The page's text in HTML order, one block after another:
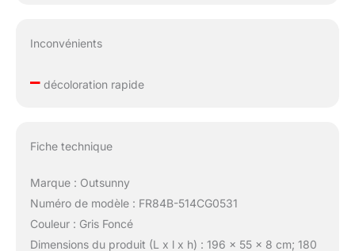
Inconvénients
–décoloration rapide
Fiche technique
Marque : Outsunny
Numéro de modèle : FR84B-514CG0531
Couleur : Gris Foncé
Dimensions du produit (L x l x h) : 196 x 55 x 8 cm; 180